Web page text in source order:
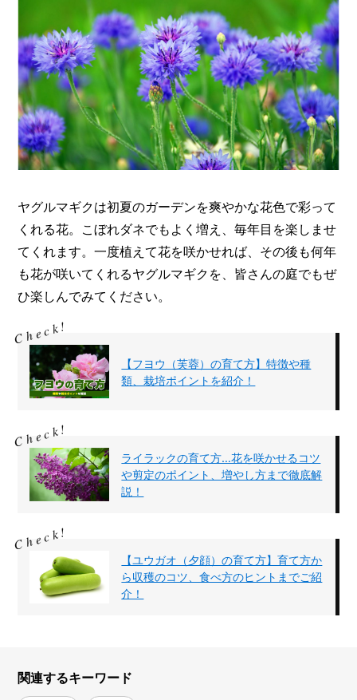
ヤグルマギクは初夏のガーデンを爽やかな花色で彩って
くれる花。こぼれダネでもよく増え、毎年目を楽しませ
てくれます。一度植えて花を咲かせれば、その後も何年
も花が咲いてくれるヤグルマギクを、皆さんの庭でもぜ
ひ楽しんでみてください。
【フヨウ（芙蓉）の育て方】特徴や種
類、栽培ポイントを紹介！
ライラックの育て方…花を咲かせるコツ
や剪定のポイント、増やし方まで徹底解
説！
【ユウガオ（夕顔）の育て方】育て方か
ら収穫のコツ、食べ方のヒントまでご紹
介！
関連するキーワード